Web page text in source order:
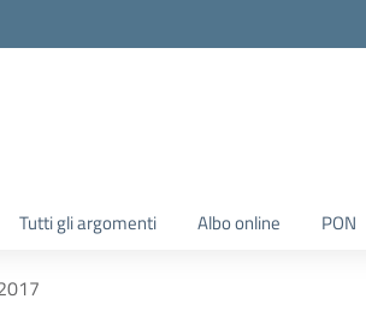
Tutti gli argomenti Albo online PON